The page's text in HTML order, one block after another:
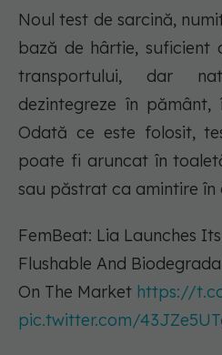
Noul test de sarcină,
bază de hârtie, suficient
transportului, dar
dezintegreze în
Odată ce este folosit,
poate fi aruncat în
sau păstrat ca amintire în
FemBeat: Lia Launches
Flushable And
On The Market https://
pic.twitter.com/